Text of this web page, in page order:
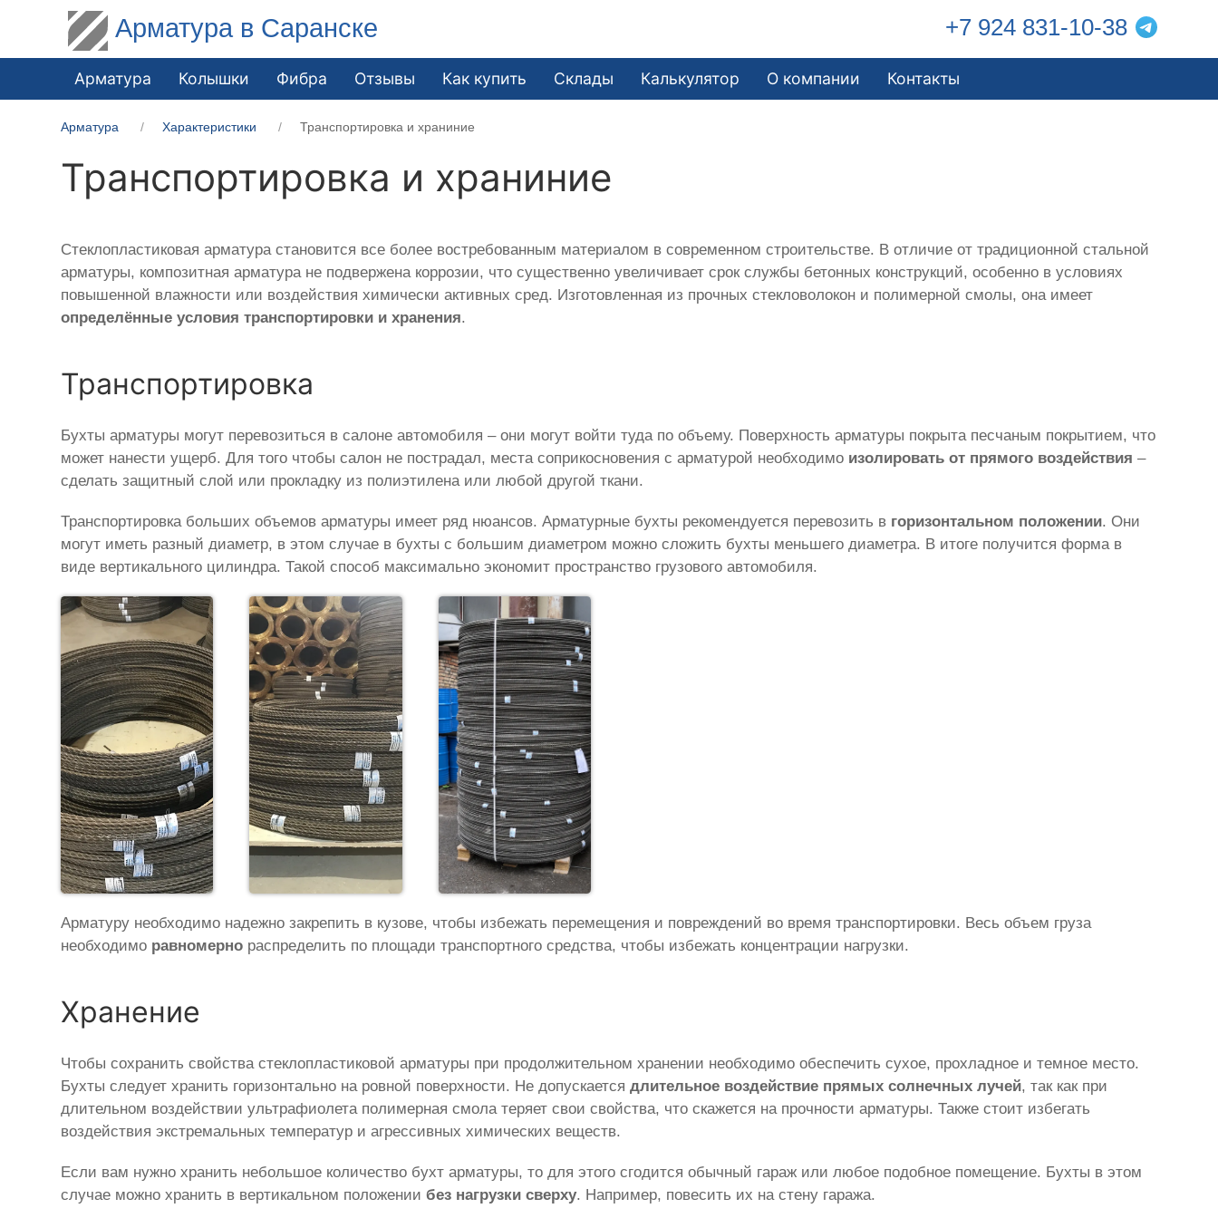
Арматура в Саранске +7 924 831-10-38
Арматура Колышки Фибра Отзывы Как купить Склады Калькулятор О компании Контакты
Арматура Характеристики Транспортировка и храниние
Транспортировка и храниние
Стеклопластиковая арматура становится все более востребованным материалом в современном строительстве. В отличие от традиционной стальной
арматуры, композитная арматура не подвержена коррозии, что существенно увеличивает срок службы бетонных конструкций, особенно в условиях
повышенной влажности или воздействия химически активных сред. Изготовленная из прочных стекловолокон и полимерной смолы, она имеет
определённые условия транспортировки и хранения.
Транспортировка
Бухты арматуры могут перевозиться в салоне автомобиля – они могут войти туда по объему. Поверхность арматуры покрыта песчаным покрытием, что
может нанести ущерб. Для того чтобы салон не пострадал, места соприкосновения с арматурой необходимо изолировать от прямого воздействия –
сделать защитный слой или прокладку из полиэтилена или любой другой ткани.
Транспортировка больших объемов арматуры имеет ряд нюансов. Арматурные бухты рекомендуется перевозить в горизонтальном положении. Они
могут иметь разный диаметр, в этом случае в бухты с большим диаметром можно сложить бухты меньшего диаметра. В итоге получится форма в
виде вертикального цилиндра. Такой способ максимально экономит пространство грузового автомобиля.
Арматуру необходимо надежно закрепить в кузове, чтобы избежать перемещения и повреждений во время транспортировки. Весь объем груза
необходимо равномерно распределить по площади транспортного средства, чтобы избежать концентрации нагрузки.
Хранение
Чтобы сохранить свойства стеклопластиковой арматуры при продолжительном хранении необходимо обеспечить сухое, прохладное и темное место.
Бухты следует хранить горизонтально на ровной поверхности. Не допускаетсядлительное воздействие прямых солнечных лучей, так как при
длительном воздействии ультрафиолета полимерная смола теряет свои свойства, что скажется на прочности арматуры. Также стоит избегать
воздействия экстремальных температур и агрессивных химических веществ.
Если вам нужно хранить небольшое количество бухт арматуры, то для этого сгодится обычный гараж или любое подобное помещение. Бухты в этом
случае можно хранить в вертикальном положениибез нагрузки сверху. Например, повесить их на стену гаража.